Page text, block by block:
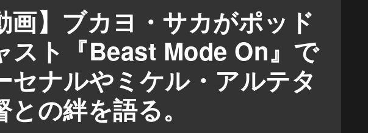
画】ブカヨ・サカがポッド
スト『Beast Mode On』で
セナルやミケル・アルテタ
との絆を語る。